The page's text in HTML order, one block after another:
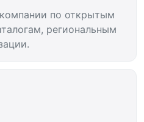
по открытым
региональным